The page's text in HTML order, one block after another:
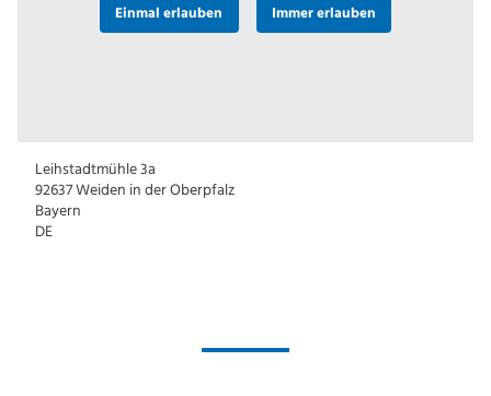
Einmal erlauben Immer erlauben
Leihstadtmühle 3a
92637Weiden in der Oberpfalz
Bayern
DE